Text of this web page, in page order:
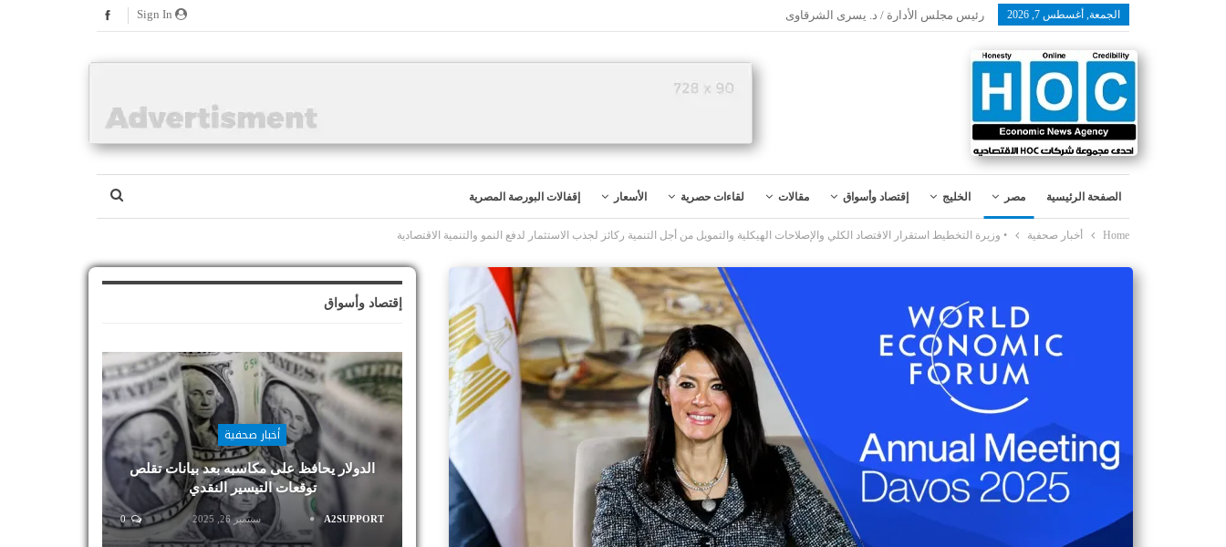
الجمعة, أغسطس 7, 2026 رئيس مجلس الأدارة / د. يسرى الشرقاوى
الصفحة الرئيسية مصر الخليج إقتصاد وأسواق مقالات لقاءات حصرية الأسعار إقفالات البورصة المصرية
Home أخبار صحفية • وزيرة التخطيط استقرار الاقتصاد الكلي والإصلاحات الهيكلية والتمويل من أجل التنمية ركائز لجذب الاستثمار لدفع النمو والتنمية الاقتصادية
إقتصاد وأسواق
أخبار صحفية
الدولار يحافظ على مكاسبه بعد بيانات تقلص
توقعات التيسير النقدي
A2SUPPORT سبتمبر 26, 2025 0